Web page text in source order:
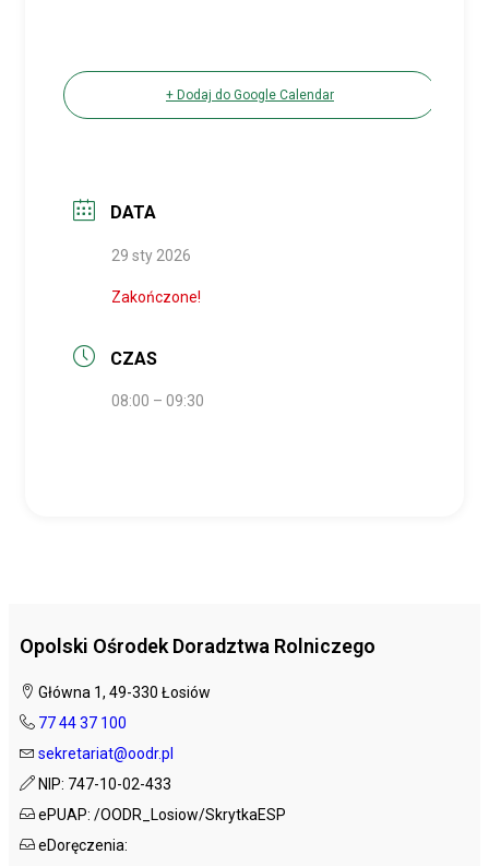
+ Dodaj do Google Calendar
DATA
29 sty 2026
Zakończone!
CZAS
08:00 – 09:30
Opolski Ośrodek Doradztwa Rolniczego
Główna 1, 49-330 Łosiów
77 44 37 100
sekretariat@oodr.pl
NIP: 747-10-02-433
ePUAP: /OODR_Losiow/SkrytkaESP
eDoręczenia: